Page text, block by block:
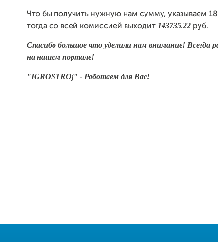
Что бы получить нужную нам сумму, указываем
тогда со всей комиссией выходит 143735.22 руб.
Спасибо большое что уделили нам внимание! Всегда
на нашем портале!
"IGROSTROj" - Работаем для Вас!